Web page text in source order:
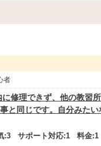
者
修理できず、他の教習
と同じです。自分みたい
:3 サポート対応:1 料金:1